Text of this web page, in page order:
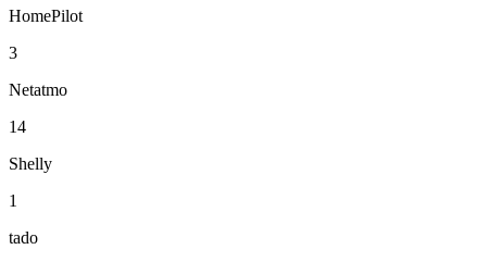
HomePilot
3
Netatmo
14
Shelly
1
tado